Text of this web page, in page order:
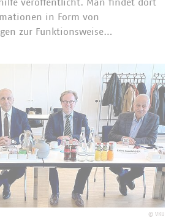
veröffentlicht. Man findet dort
in Form von
zur Funktionsweise…
© VKU